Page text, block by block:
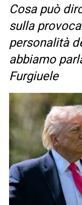
Cosa può
sulla
personalità
abbiamo
Furgiuele